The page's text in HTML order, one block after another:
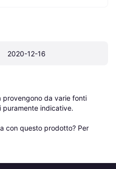
2020-12-16
provengono da varie fonti
puramente indicative.
con questo prodotto? Per